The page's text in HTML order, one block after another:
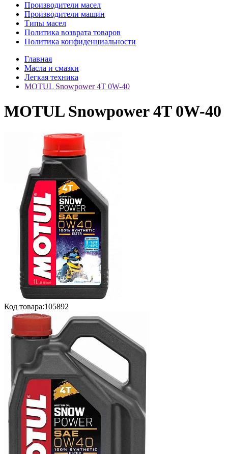
Производители масел
Производители машин
Типы масел
Политика возврата товаров
Политика конфиденциальности
Главная
Масла и смазки
Легкая техника
MOTUL Snowpower 4T 0W-40
MOTUL Snowpower 4T 0W-40
Код товара:105892